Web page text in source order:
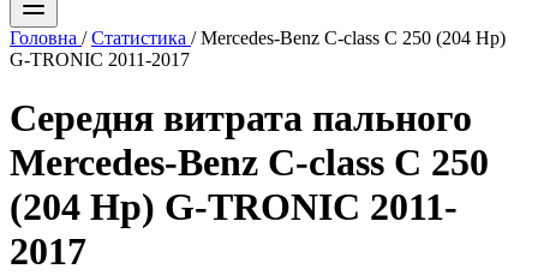
Головна / Статистика / Mercedes-Benz C-class C 250 (204 Hp)
G-TRONIC 2011-2017
Середня витрата пального
Mercedes-Benz C-class C 250
(204 Hp) G-TRONIC 2011-
2017